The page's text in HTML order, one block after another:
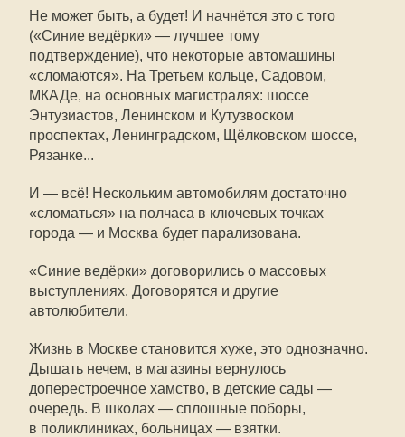
Не может быть, а будет! И начнётся это с того
(«Синие ведёрки» — лучшее тому
подтверждение), что некоторые автомашины
«сломаются». На Третьем кольце, Садовом,
МКАДе, на основных магистралях: шоссе
Энтузиастов, Ленинском и Кутузвоском
проспектах, Ленинградском, Щёлковском шоссе,
Рязанке...
И — всё! Нескольким автомобилям достаточно
«сломаться» на полчаса в ключевых точках
города — и Москва будет парализована.
«Синие ведёрки» договорились о массовых
выступлениях. Договорятся и другие
автолюбители.
Жизнь в Москве становится хуже, это однозначно.
Дышать нечем, в магазины вернулось
доперестроечное хамство, в детские сады —
очередь. В школах — сплошные поборы,
в поликлиниках, больницах — взятки.